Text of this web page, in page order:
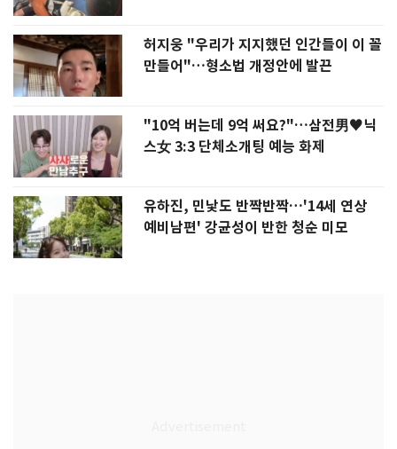
허지웅 "우리가 지지했던 인간들이 이 꼴
만들어"…형소법 개정안에 발끈
"10억 버는데 9억 써요?"…삼전男♥닉
스女 3:3 단체소개팅 예능 화제
유하진, 민낯도 반짝반짝…'14세 연상
예비남편' 강균성이 반한 청순 미모